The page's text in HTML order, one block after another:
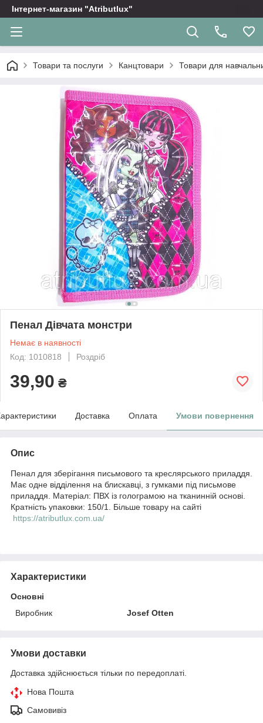
Інтернет-магазин "Atributlux"
Товари та послуги Канцтовари Товари для
Пенал Дівчата монстри
Немає в наявності
Код: 1010818
Роздріб
39,90 ₴
Доставка Оплата Умови повернення
Опис
Пенал для зберігання письмового та креслярського приладдя.
Має одне відділення на блискавці, з гумками під письмове
приладдя. Матеріал: ПВХ із голограмою на тканинній основі.
Кратність упаковки: 150/1. Більше товару на сайті
https://atributlux.com.ua/
Характеристики
Основні
Виробник
Josef Otten
Умови доставки
Доставка здійснюється тільки по передоплаті.
Нова Пошта
Самовивіз